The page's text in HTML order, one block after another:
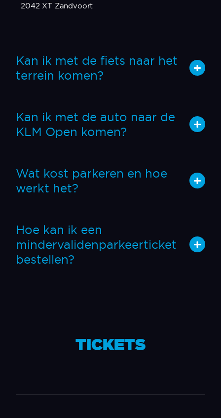
2042 XT Zandvoort
Kan ik met de fiets naar het
terrein komen?
Kan ik met de auto naar de
KLM Open komen?
Wat kost parkeren en hoe
werkt het?
Hoe kan ik een
mindervalidenparkeerticket
bestellen?
TICKETS